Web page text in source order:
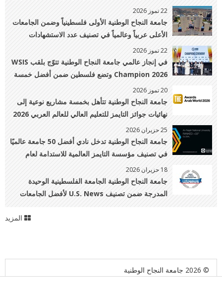
2026
22 تموز 2026
جامعة النجاح الوطنية الأولى فلسطينياً وضمن الجامعات
الأعلى عربياً وعالمياً في تصنيف عدد الاستشهادات
22 تموز 2026
في إنجاز عالمي جامعة النجاح الوطنية تتوّج بلقب WSIS
Champion 2026 وتضع فلسطين ضمن أفضل خمسة
مشاريع عالميًا في الابتكار الرقمي
20 تموز 2026
جامعة النجاح الوطنية تتأهل بخمسة مشاريع نوعية إلى
نهائيات جوائز التايمز للتعليم العالي للعالم العربي 2026
25 حزيران 2026
جامعة النجاح الوطنية تدخل نادي أفضل 50 جامعة عالميًا
في تصنيف مؤسسة التايمز العالمية للاستدامة لعام
2026 وتتقدم إلى المرتبة 33 عالميًا
18 حزيران 2026
جامعة النجاح الوطنية الجامعة الفلسطينية الوحيدة
المدرجة ضمن تصنيف U.S. News لأفضل الجامعات
العالمية 2026–2027
المزيد
© 2026 جامعة النجاح الوطنية